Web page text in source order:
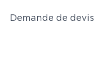
Demande de devis